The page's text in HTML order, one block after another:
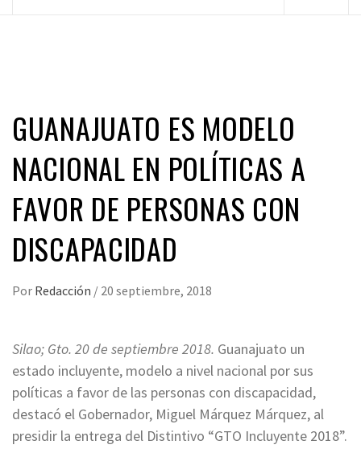
GUANAJUATO ES MODELO
NACIONAL EN POLÍTICAS A
FAVOR DE PERSONAS CON
DISCAPACIDAD
Por Redacción / 20 septiembre, 2018
Silao; Gto. 20 de septiembre 2018. Guanajuato un
estado incluyente, modelo a nivel nacional por sus
políticas a favor de las personas con discapacidad,
destacó el Gobernador, Miguel Márquez Márquez, al
presidir la entrega del Distintivo “GTO Incluyente 2018”.